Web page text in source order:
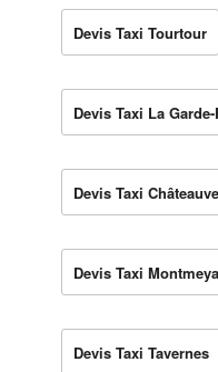
Devis Taxi Tourtour
Devis Taxi La
Devis Taxi
Devis Taxi
Devis Taxi Tavernes